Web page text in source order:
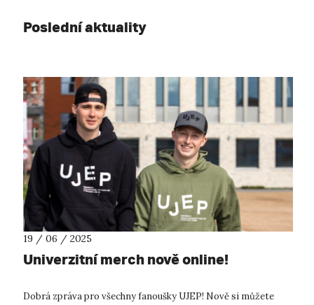
Poslední aktuality
19 / 06 / 2025
Univerzitní merch nově online!
Dobrá zpráva pro všechny fanoušky UJEP! Nově si můžete